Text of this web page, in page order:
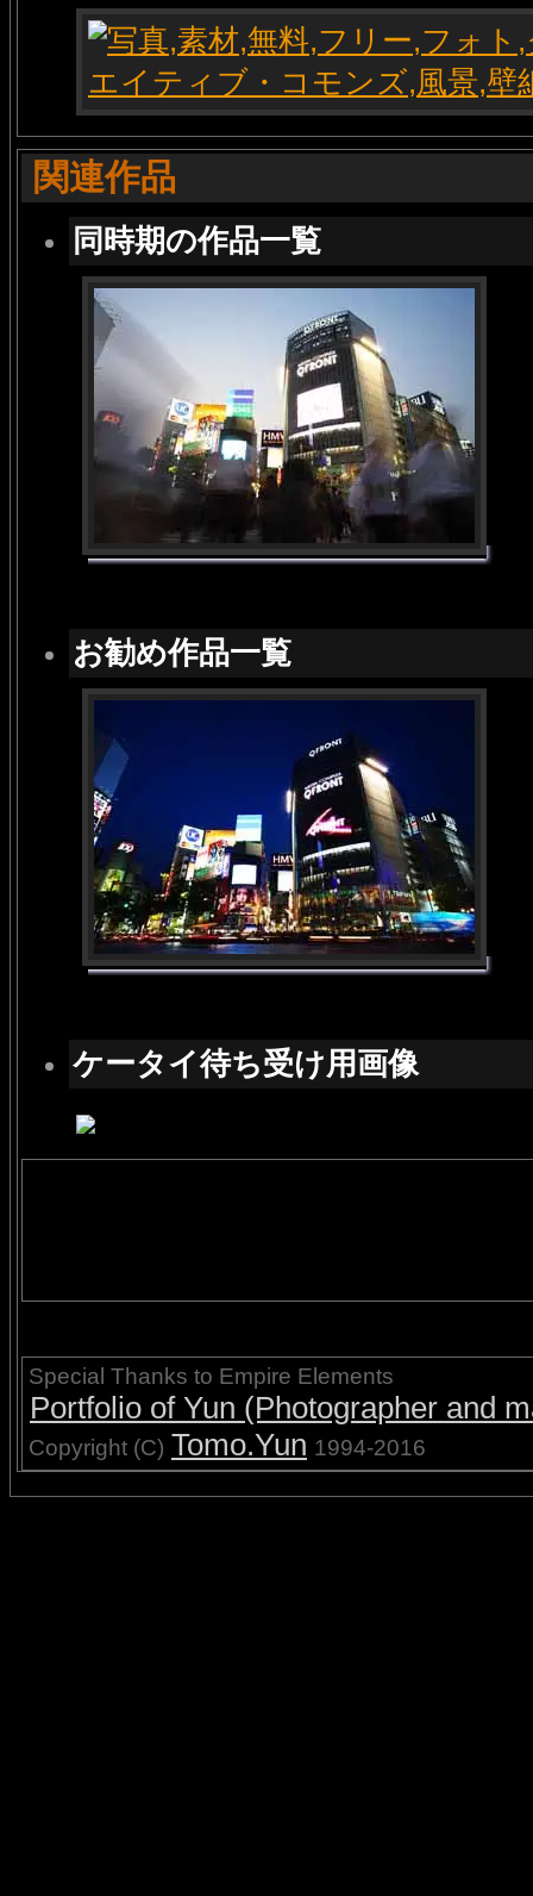
関連作品
同時期の作品一覧
お勧め作品一覧
ケータイ待ち受け用画像
Special Thanks to Empire Elements
Portfolio of Yun (Photographer and
Copyright (C) Tomo.Yun 1994-2016